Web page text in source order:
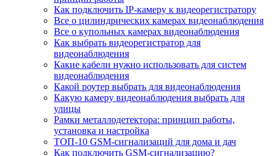
Как подключить IP-камеру к видеорегистратору
Все о цилиндрических камерах видеонаблюдения
Все о купольных камерах видеонаблюдения
Как выбрать видеорегистратор для
видеонаблюдения
Какие кабели нужно использовать для систем
видеонаблюдения
Какой роутер выбрать для видеонаблюдения
Какую камеру видеонаблюдения выбрать для
улицы
Рамки металлодетектора: принцип работы,
установка и настройка
ТОП-10 GSM-сигнализаций для дома и дач
Как подключить GSM-сигнализацию?